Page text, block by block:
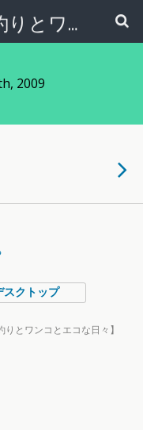
篠島Blog【篠島 釣りとワンコとエコな日々】
2009
スクトップ
ワンコとエコな日々】